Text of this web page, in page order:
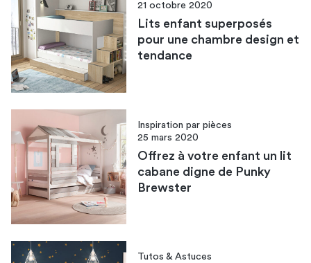
21 octobre 2020
Lits enfant superposés
pour une chambre design et
tendance
Inspiration par pièces
25 mars 2020
Offrez à votre enfant un lit
cabane digne de Punky
Brewster
Tutos & Astuces